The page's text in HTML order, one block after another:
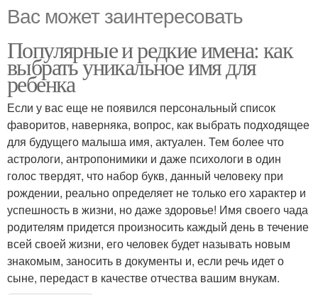
Вас может заинтересовать
Популярные и редкие имена: как
выбрать уникальное имя для
ребенка
Если у вас еще не появился персональный список
фаворитов, наверняка, вопрос, как выбрать подходящее
для будущего малыша имя, актуален. Тем более что
астрологи, антропонимики и даже психологи в один
голос твердят, что набор букв, данный человеку при
рождении, реально определяет не только его характер и
успешность в жизни, но даже здоровье! Имя своего чада
родителям придется произносить каждый день в течение
всей своей жизни, его человек будет называть новым
знакомым, заносить в документы и, если речь идет о
сыне, передаст в качестве отчества вашим внукам.